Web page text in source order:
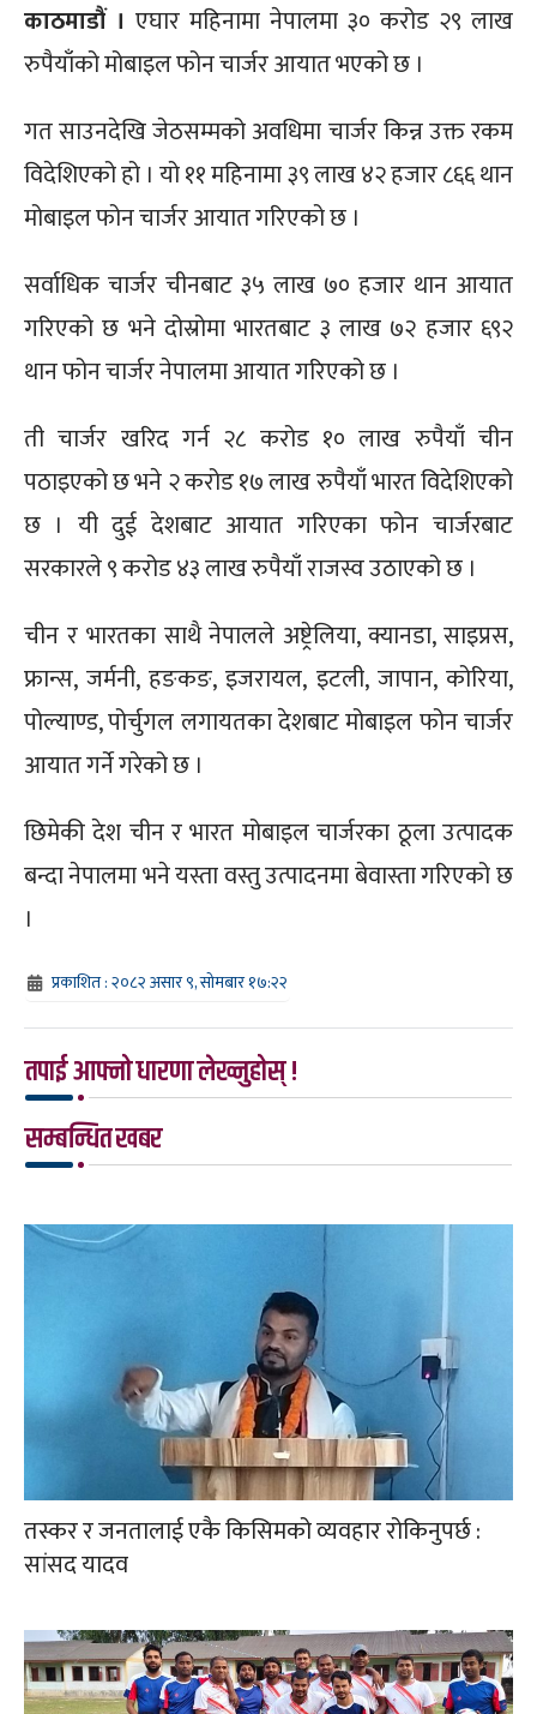
काठमाडौं । एघार महिनामा नेपालमा ३० करोड २९ लाख
रुपैयाँको मोबाइल फोन चार्जर आयात भएको छ ।
गत साउनदेखि जेठसम्मको अवधिमा चार्जर किन्न उक्त रकम
विदेशिएको हो । यो ११ महिनामा ३९ लाख ४२ हजार ८६६ थान
मोबाइल फोन चार्जर आयात गरिएको छ ।
सर्वाधिक चार्जर चीनबाट ३५ लाख ७० हजार थान आयात
गरिएको छ भने दोस्रोमा भारतबाट ३ लाख ७२ हजार ६९२
थान फोन चार्जर नेपालमा आयात गरिएको छ ।
ती चार्जर खरिद गर्न २८ करोड १० लाख रुपैयाँ चीन
पठाइएको छ भने २ करोड १७ लाख रुपैयाँ भारत विदेशिएको
छ । यी दुई देशबाट आयात गरिएका फोन चार्जरबाट
सरकारले ९ करोड ४३ लाख रुपैयाँ राजस्व उठाएको छ ।
चीन र भारतका साथै नेपालले अष्ट्रेलिया, क्यानडा, साइप्रस,
फ्रान्स, जर्मनी, हङकङ, इजरायल, इटली, जापान, कोरिया,
पोल्याण्ड, पोर्चुगल लगायतका देशबाट मोबाइल फोन चार्जर
आयात गर्ने गरेको छ ।
छिमेकी देश चीन र भारत मोबाइल चार्जरका ठूला उत्पादक
बन्दा नेपालमा भने यस्ता वस्तु उत्पादनमा बेवास्ता गरिएको छ
।
प्रकाशित : २०८२ असार ९, सोमबार १७:२२
तपाई आफ्नो धारणा लेख्नुहोस् !
सम्बन्धित खबर
तस्कर र जनतालाई एकै किसिमको व्यवहार रोकिनुपर्छ :
सांसद यादव